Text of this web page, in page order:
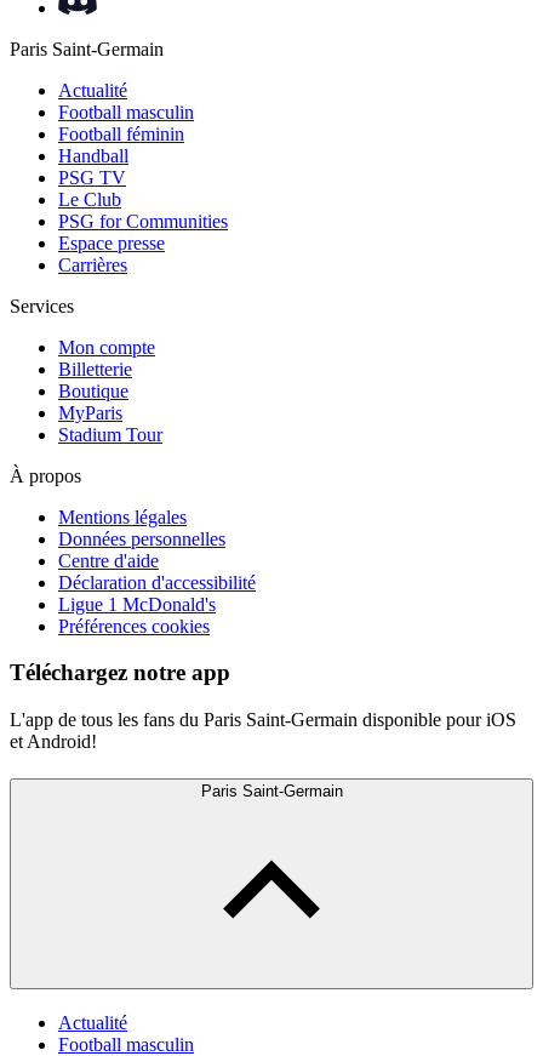
Paris Saint-Germain
Actualité
Football masculin
Football féminin
Handball
PSG TV
Le Club
PSG for Communities
Espace presse
Carrières
Services
Mon compte
Billetterie
Boutique
MyParis
Stadium Tour
À propos
Mentions légales
Données personnelles
Centre d'aide
Déclaration d'accessibilité
Ligue 1 McDonald's
Préférences cookies
Téléchargez notre app
L'app de tous les fans du Paris Saint-Germain disponible pour iOS
et Android!
Paris Saint-Germain
Actualité
Football masculin